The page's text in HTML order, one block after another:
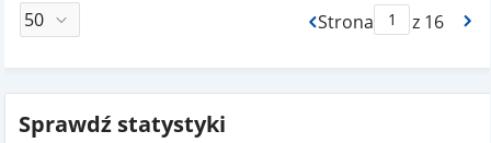
Strona
Max Stronaz 16
Sprawdź statystyki